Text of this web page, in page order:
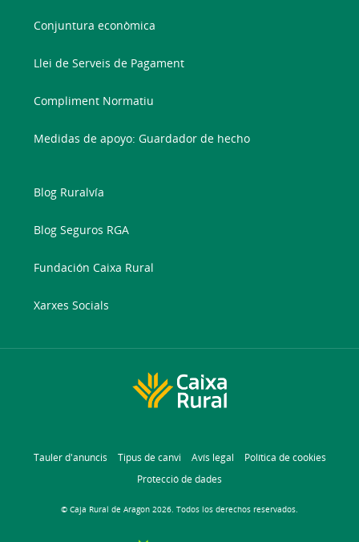
Conjuntura econòmica
Llei de Serveis de Pagament
Compliment Normatiu
Medidas de apoyo: Guardador de hecho
Blog Ruralvía
Blog Seguros RGA
Fundación Caixa Rural
Xarxes Socials
Tauler d'anuncis Tipus de canvi Avís legal
Política de cookies
Protecció de dades
© Caja Rural de Aragon 2026. Todos los derechos reservados.